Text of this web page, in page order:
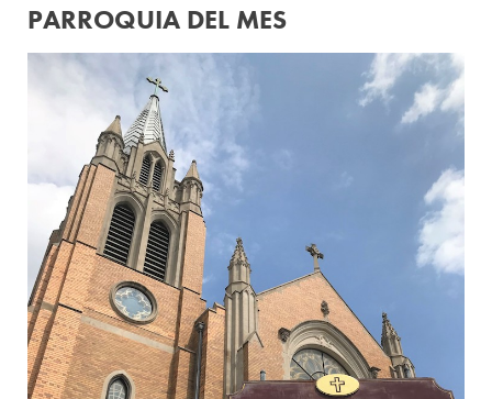
PARROQUIA DEL MES